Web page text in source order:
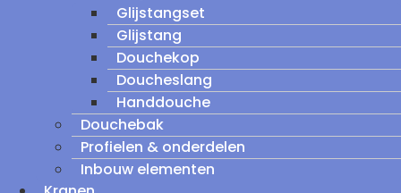
Glijstangset
Glijstang
Douchekop
Doucheslang
Handdouche
Douchebak
Profielen & onderdelen
Inbouw elementen